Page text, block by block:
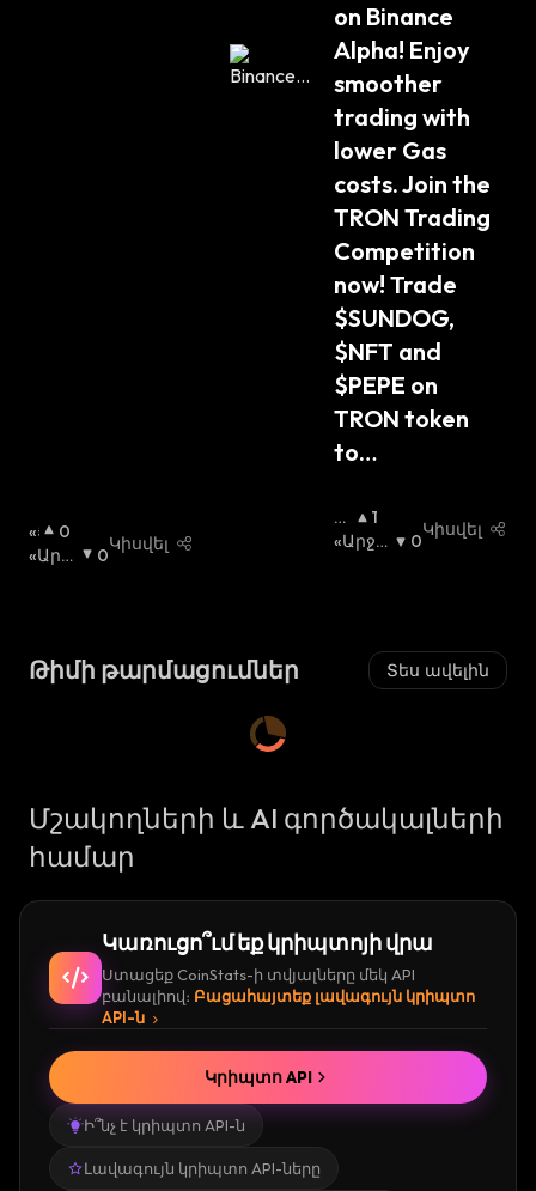
«Ց
Լ
Կ
0
«Արջ
0
Կիսվել
on Binance
Alpha! Enjoy
smoother
trading with
lower Gas
costs. Join the
TRON Trading
Competition
now! Trade
$SUNDOG,
$NFT and
$PEPE on
TRON token
to…
«Ց
Լ
1
«Արջ
0
Կիսվել
Թիմի թարմացումներ Տես ավելին
Մշակողների և AI գործակալների
համար
Կառուցո՞ւմ եք կրիպտոյի վրա
Ստացեք CoinStats-ի տվյալները մեկ API
բանալիով։ Բացահայտեք լավագույն կրիպտո
API-ն
Ի՞նչ է կրիպտո API-ն
Լավագույն կրիպտո API-ները
Կրիպտո API